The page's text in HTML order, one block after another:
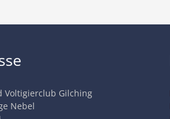
Voltigierclub Gilching
Nebel